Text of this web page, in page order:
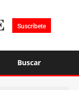
Suscríbete
Buscar